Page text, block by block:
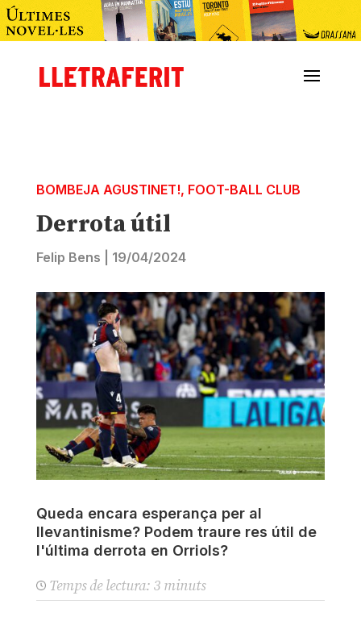
BOMBEJA AGUSTINET!, FOOT-BALL CLUB
Derrota útil
Felip Bens 19/04/2024
Queda encara esperança per al
llevantinisme? Podem traure res útil de
l'última derrota en Orriols?
Temps de lectura: 3 minuts